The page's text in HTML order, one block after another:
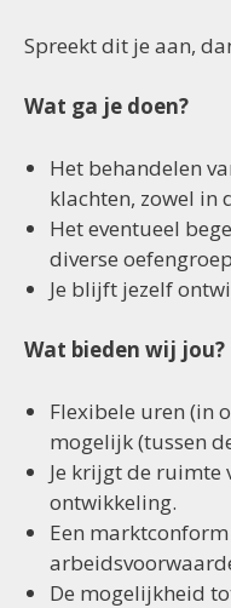
Spreekt dit je aan,
Wat ga je doen?
Het behandelen
klachten, zowel in
Het eventueel
diverse
Je blijft jezelf
Wat bieden wij jou?
Flexibele uren (in
mogelijk (tussen
Je krijgt de ruimte
ontwikkeling.
Een
De mogelijkheid